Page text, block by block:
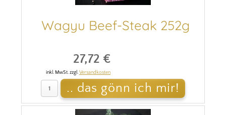
Wagyu Beef-Steak 252g
27,72 €
inkl. MwSt. zzgl.Versandkosten